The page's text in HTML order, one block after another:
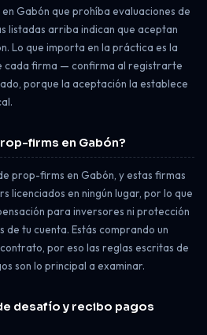
Gabón que prohíba evaluaciones de
listadas arriba indican que aceptan
Lo que importa en la práctica es la
cada firma — confirma al registrarte
porque la aceptación la establece
firms en Gabón?
prop-firms en Gabón, y estas firmas
licenciados en ningún lugar, por lo que
para inversores ni protección
tu cuenta. Estás comprando un
por eso las reglas escritas de
son lo principal a examinar.
desafío y recibo pagos